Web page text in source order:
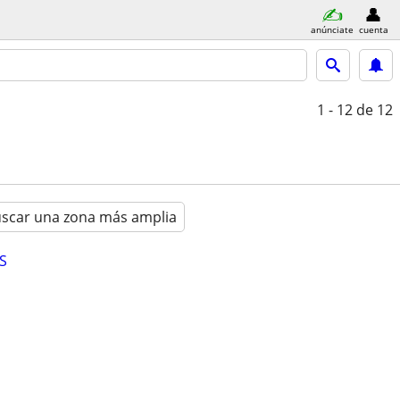
anúnciate cuenta
1 - 12 de 12
una zona más amplia